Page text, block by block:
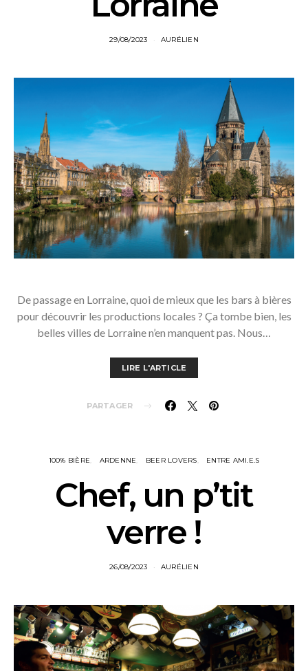
29/08/2023 AURÉLIEN
De passage en Lorraine, quoi de mieux que les bars à bières
pour découvrir les productions locales ? Ça tombe bien, les
belles villes de Lorraine n’en manquent pas. Nous…
LIRE L'ARTICLE
PARTAGER
100% BIÈRE ARDENNE BEER LOVERS ENTRE AMI.E.S
Chef, un p’tit
verre !
26/08/2023 AURÉLIEN